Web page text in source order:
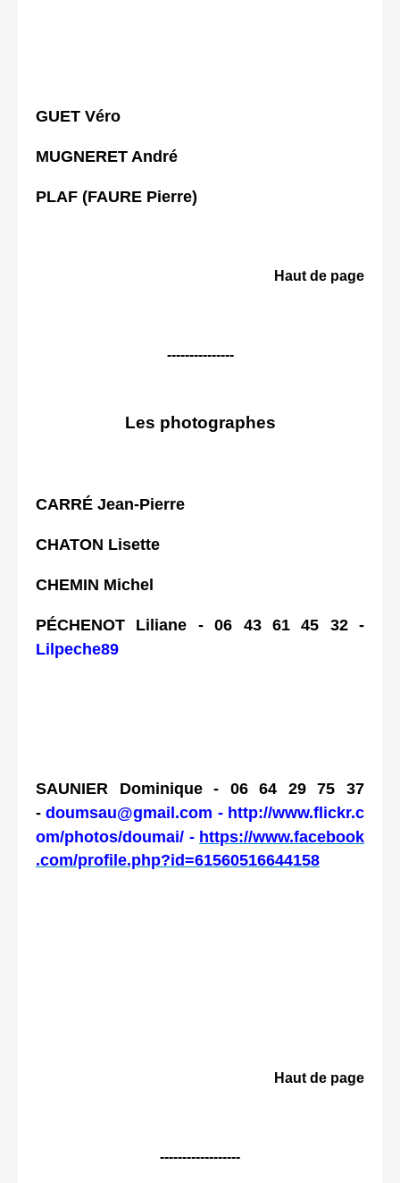
GUET Véro
MUGNERET André
PLAF (FAURE Pierre)
Haut de page
---------------
Les photographes
CARRÉ Jean-Pierre
CHATON Lisette
CHEMIN Michel
PÉCHENOT Liliane - 06 43 61 45 32 -
Lilpeche89
SAUNIER Dominique - 06 64 29 75 37
-doumsau@gmail.com - http://www.flickr.c
om/photos/doumai/ - https://www.facebook
.com/profile.php?id=61560516644158
Haut de page
------------------